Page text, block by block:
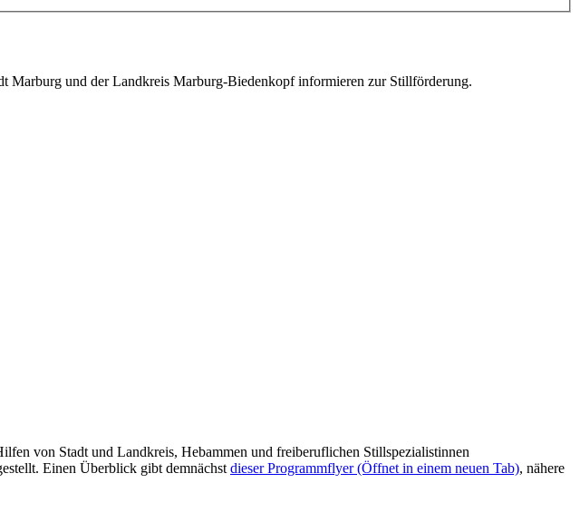
Marburg und der Landkreis Marburg-Biedenkopf informieren zur Stillförderung.
von Stadt und Landkreis, Hebammen und freiberuflichen Stillspezialistinnen
Einen Überblick gibt demnächst dieser Programmflyer(Öffnet in einem neuen Tab), nähere